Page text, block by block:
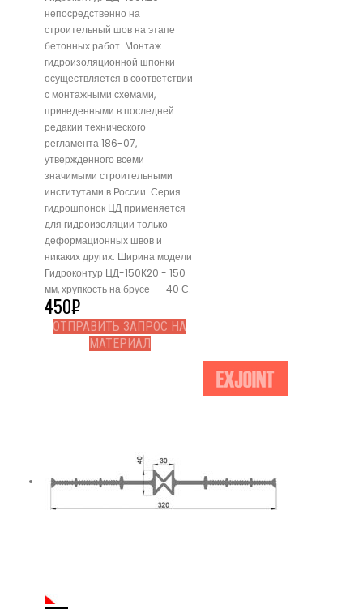
непосредственно на
строительный шов на этапе
бетонных работ. Монтаж
гидроизоляционной шпонки
осуществляется в соответствии
с монтажными схемами,
приведенными в последней
редакии технического
регламента 186-07,
утвержденного всеми
значимыми строительными
институтами в России. Серия
гидрошпонок ЦД применяется
для гидроизоляции только
деформационных швов и
никаких других. Ширина модели
Гидроконтур ЦД-150К20 - 150
мм, хрупкость на брусе - -40 С.
450₽
ОТПРАВИТЬ ЗАПРОС НА
МАТЕРИАЛ